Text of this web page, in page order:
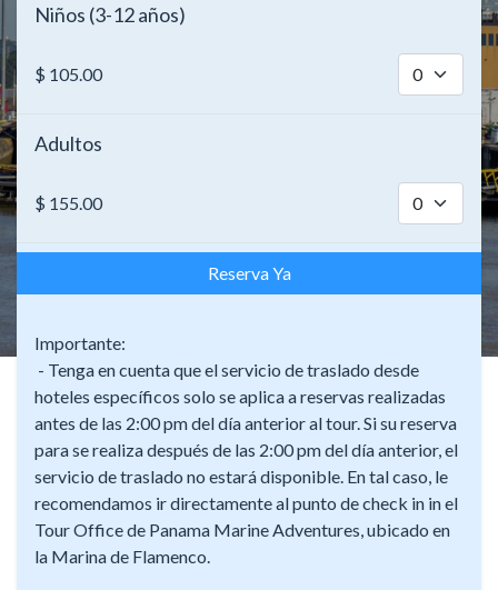
Niños (3-12 años)
$ 105.00
Adultos
$ 155.00
Reserva Ya
Importante:
- Tenga en cuenta que el servicio de traslado desde
hoteles específicos solo se aplica a reservas realizadas
antes de las 2:00 pm del día anterior al tour. Si su reserva
para se realiza después de las 2:00 pm del día anterior, el
servicio de traslado no estará disponible. En tal caso, le
recomendamos ir directamente al punto de check in in el
Tour Office de Panama Marine Adventures, ubicado en
la Marina de Flamenco.